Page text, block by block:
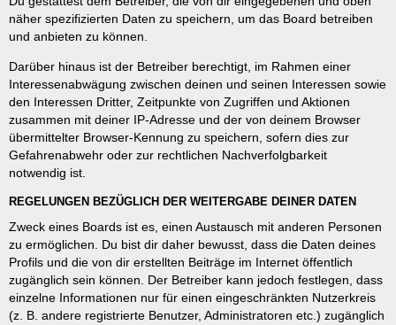
näher spezifizierten Daten zu speichern, um das Board betreiben
und anbieten zu können.
Darüber hinaus ist der Betreiber berechtigt, im Rahmen einer
Interessenabwägung zwischen deinen und seinen Interessen sowie
den Interessen Dritter, Zeitpunkte von Zugriffen und Aktionen
zusammen mit deiner IP-Adresse und der von deinem Browser
übermittelter Browser-Kennung zu speichern, sofern dies zur
Gefahrenabwehr oder zur rechtlichen Nachverfolgbarkeit
notwendig ist.
REGELUNGEN BEZÜGLICH DER WEITERGABE DEINER DATEN
Zweck eines Boards ist es, einen Austausch mit anderen Personen
zu ermöglichen. Du bist dir daher bewusst, dass die Daten deines
Profils und die von dir erstellten Beiträge im Internet öffentlich
zugänglich sein können. Der Betreiber kann jedoch festlegen, dass
einzelne Informationen nur für einen eingeschränkten Nutzerkreis
(z. B. andere registrierte Benutzer, Administratoren etc.) zugänglich